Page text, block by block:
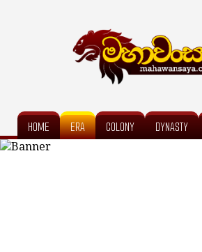
HOME ERA COLONY DYNASTY